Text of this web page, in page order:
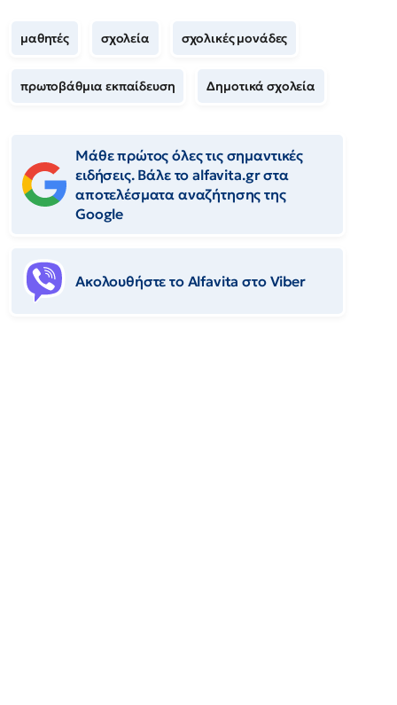
μαθητές σχολεία σχολικές μονάδες
πρωτοβάθμια εκπαίδευση Δημοτικά σχολεία
Μάθε πρώτος όλες τις σημαντικές
ειδήσεις. Βάλε το alfavita.gr στα
αποτελέσματα αναζήτησης της
Google
Ακολουθήστε το Αlfavita στο Viber